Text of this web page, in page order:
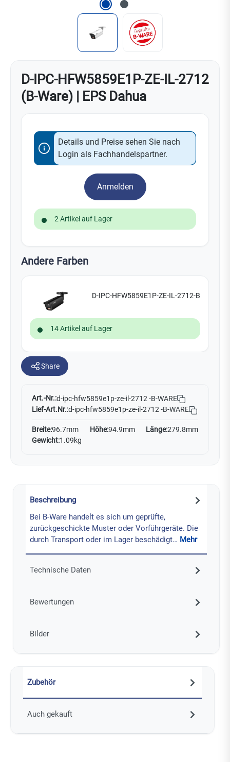
D-IPC-HFW5859E1P-ZE-IL-2712
(B-Ware) | EPS Dahua
Details und Preise sehen Sie nach
Login als Fachhandelspartner.
Anmelden
2 Artikel auf Lager
Andere Farben
D-IPC-HFW5859E1P-ZE-IL-2712-B
14 Artikel auf Lager
Share
Art.-Nr.:d-ipc-hfw5859e1p-ze-il-2712 -B-WARE
Lief-Art.Nr.:d-ipc-hfw5859e1p-ze-il-2712 -B-WARE
Breite:96.7mm Höhe:94.9mm Länge:279.8mm
Gewicht:1.09kg
Beschreibung
Bei B-Ware handelt es sich um geprüfte,
zurückgeschickte Muster oder Vorführgeräte. Die
durch Transport oder im Lager beschädigt… Mehr
Technische Daten
Bewertungen
Bilder
Zubehör
Auch gekauft